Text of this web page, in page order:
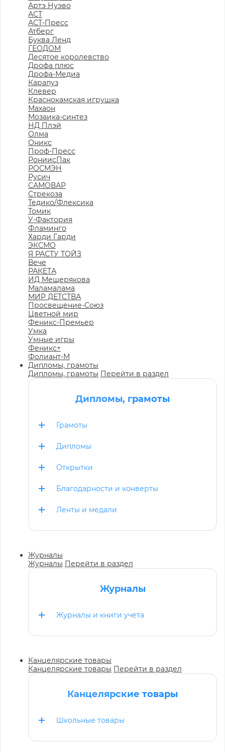
Артэ Нуэво
АСТ
АСТ-Пресс
Атберг
Буква Ленд
ГЕОДОМ
Десятое королевство
Дрофа плюс
Дрофа-Медиа
Карапуз
Клевер
Краснокамская игрушка
Махаон
Мозаика-синтез
НД Плэй
Олма
Оникс
Проф-Пресс
РониисПак
РОСМЭН
Русич
САМОВАР
Стрекоза
Тедико/Флексика
Томик
У-Фактория
Фламинго
Харди Гарди
ЭКСМО
Я РАСТУ ТОЙЗ
Вече
РАКЕТА
ИД Мещерякова
Маламалама
МИР ДЕТСТВА
Просвещение-Союз
Цветной мир
Феникс-Премьер
Умка
Умные игры
Феникс+
Фолиант-М
Дипломы, грамоты
Дипломы, грамоты Перейти в раздел
Дипломы, грамоты
Грамоты
Дипломы
Открытки
Благодарности и конверты
Ленты и медали
Журналы
Журналы Перейти в раздел
Журналы
Журналы и книги учета
Канцелярские товары
Канцелярские товары Перейти в раздел
Канцелярские товары
Школьные товары